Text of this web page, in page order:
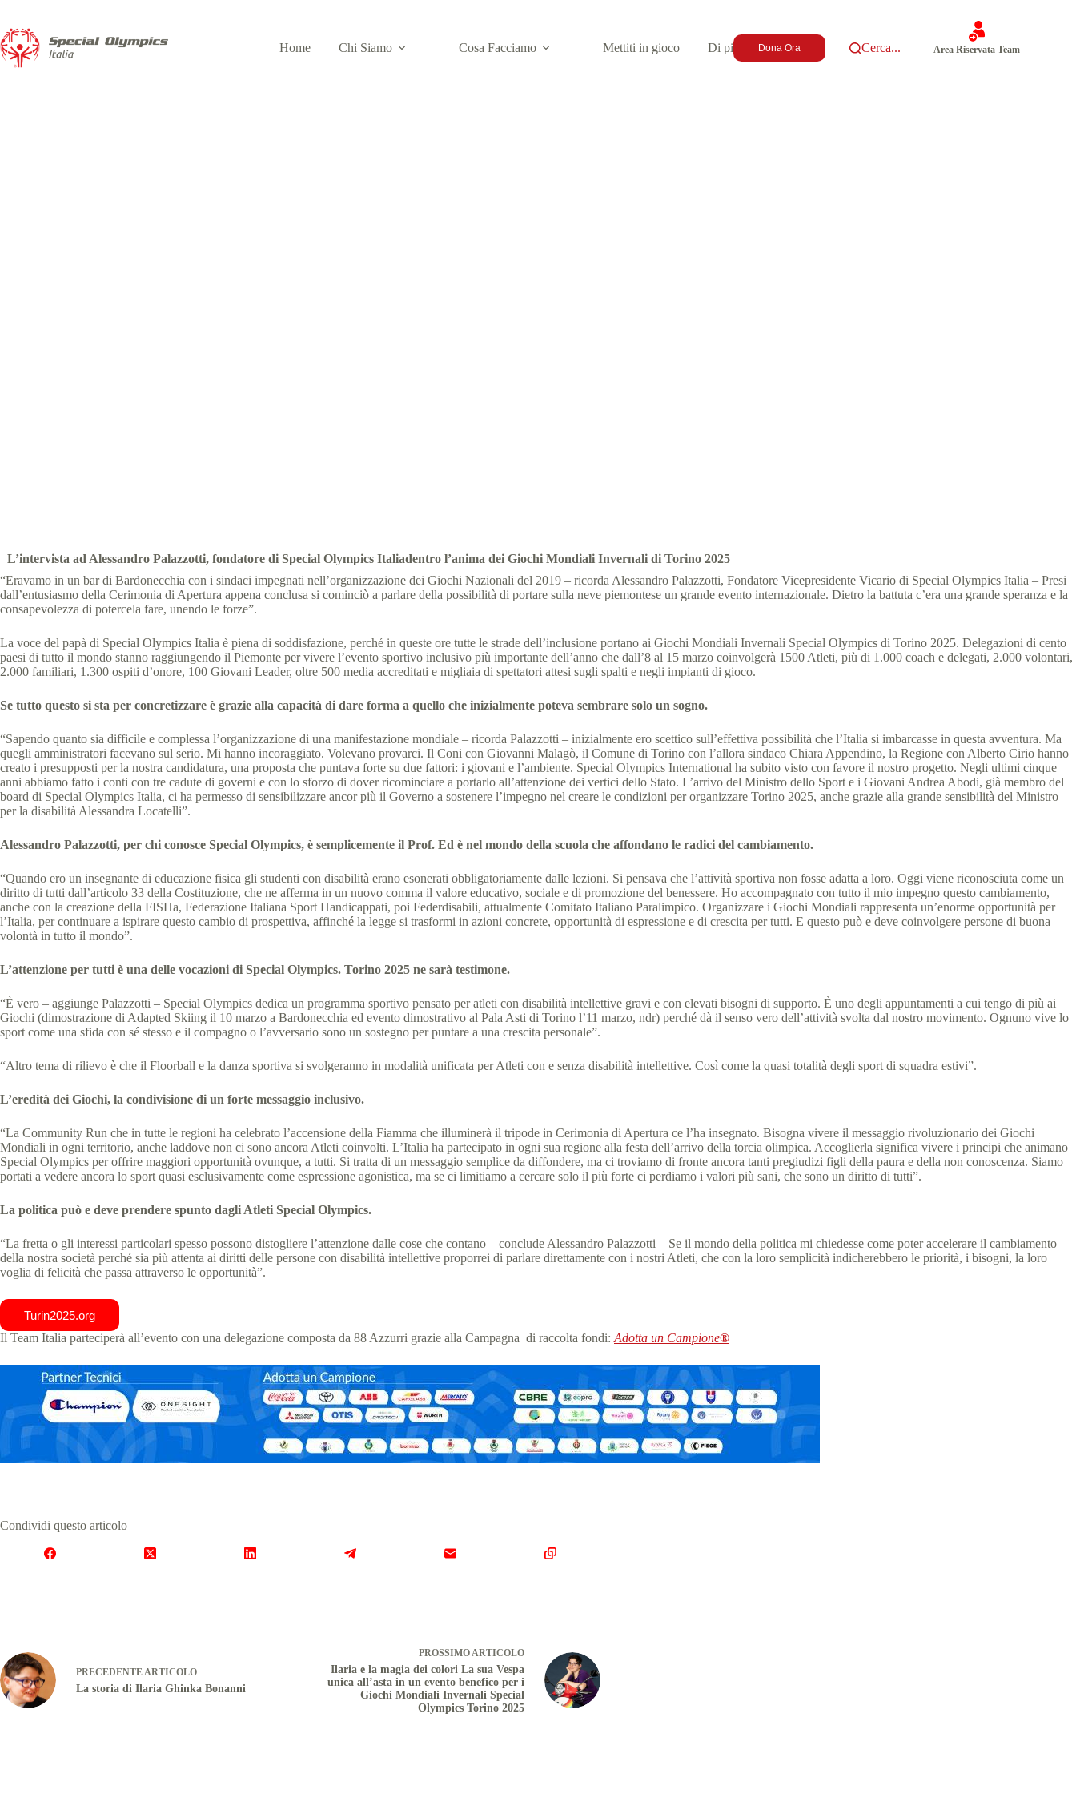
Home Chi Siamo Cosa Facciamo Mettiti in gioco Di più Dona Ora Cerca... Area Riservata Team
L’intervista ad Alessandro Palazzotti, fondatore di Special Olympics Italiadentro l’anima dei Giochi Mondiali Invernali di Torino 2025
“Eravamo in un bar di Bardonecchia con i sindaci impegnati nell’organizzazione dei Giochi Nazionali del 2019 – ricorda Alessandro Palazzotti, Fondatore Vicepresidente Vicario di Special Olympics Italia – Presi
dall’entusiasmo della Cerimonia di Apertura appena conclusa si cominciò a parlare della possibilità di portare sulla neve piemontese un grande evento internazionale. Dietro la battuta c’era una grande speranza e la
consapevolezza di potercela fare, unendo le forze”.
La voce del papà di Special Olympics Italia è piena di soddisfazione, perché in queste ore tutte le strade dell’inclusione portano ai Giochi Mondiali Invernali Special Olympics di Torino 2025. Delegazioni di cento
paesi di tutto il mondo stanno raggiungendo il Piemonte per vivere l’evento sportivo inclusivo più importante dell’anno che dall’8 al 15 marzo coinvolgerà 1500 Atleti, più di 1.000 coach e delegati, 2.000 volontari,
2.000 familiari, 1.300 ospiti d’onore, 100 Giovani Leader, oltre 500 media accreditati e migliaia di spettatori attesi sugli spalti e negli impianti di gioco.
Se tutto questo si sta per concretizzare è grazie alla capacità di dare forma a quello che inizialmente poteva sembrare solo un sogno.
“Sapendo quanto sia difficile e complessa l’organizzazione di una manifestazione mondiale – ricorda Palazzotti – inizialmente ero scettico sull’effettiva possibilità che l’Italia si imbarcasse in questa avventura. Ma
quegli amministratori facevano sul serio. Mi hanno incoraggiato. Volevano provarci. Il Coni con Giovanni Malagò, il Comune di Torino con l’allora sindaco Chiara Appendino, la Regione con Alberto Cirio hanno
creato i presupposti per la nostra candidatura, una proposta che puntava forte su due fattori: i giovani e l’ambiente. Special Olympics International ha subito visto con favore il nostro progetto. Negli ultimi cinque
anni abbiamo fatto i conti con tre cadute di governi e con lo sforzo di dover ricominciare a portarlo all’attenzione dei vertici dello Stato. L’arrivo del Ministro dello Sport e i Giovani Andrea Abodi, già membro del
board di Special Olympics Italia, ci ha permesso di sensibilizzare ancor più il Governo a sostenere l’impegno nel creare le condizioni per organizzare Torino 2025, anche grazie alla grande sensibilità del Ministro
per la disabilità Alessandra Locatelli”.
Alessandro Palazzotti, per chi conosce Special Olympics, è semplicemente il Prof. Ed è nel mondo della scuola che affondano le radici del cambiamento.
“Quando ero un insegnante di educazione fisica gli studenti con disabilità erano esonerati obbligatoriamente dalle lezioni. Si pensava che l’attività sportiva non fosse adatta a loro. Oggi viene riconosciuta come un
diritto di tutti dall’articolo 33 della Costituzione, che ne afferma in un nuovo comma il valore educativo, sociale e di promozione del benessere. Ho accompagnato con tutto il mio impegno questo cambiamento,
anche con la creazione della FISHa, Federazione Italiana Sport Handicappati, poi Federdisabili, attualmente Comitato Italiano Paralimpico. Organizzare i Giochi Mondiali rappresenta un’enorme opportunità per
l’Italia, per continuare a ispirare questo cambio di prospettiva, affinché la legge si trasformi in azioni concrete, opportunità di espressione e di crescita per tutti. E questo può e deve coinvolgere persone di buona
volontà in tutto il mondo”.
L’attenzione per tutti è una delle vocazioni di Special Olympics. Torino 2025 ne sarà testimone.
“È vero – aggiunge Palazzotti – Special Olympics dedica un programma sportivo pensato per atleti con disabilità intellettive gravi e con elevati bisogni di supporto. È uno degli appuntamenti a cui tengo di più ai
Giochi (dimostrazione di Adapted Skiing il 10 marzo a Bardonecchia ed evento dimostrativo al Pala Asti di Torino l’11 marzo, ndr) perché dà il senso vero dell’attività svolta dal nostro movimento. Ognuno vive lo
sport come una sfida con sé stesso e il compagno o l’avversario sono un sostegno per puntare a una crescita personale”.
“Altro tema di rilievo è che il Floorball e la danza sportiva si svolgeranno in modalità unificata per Atleti con e senza disabilità intellettive. Così come la quasi totalità degli sport di squadra estivi”.
L’eredità dei Giochi, la condivisione di un forte messaggio inclusivo.
“La Community Run che in tutte le regioni ha celebrato l’accensione della Fiamma che illuminerà il tripode in Cerimonia di Apertura ce l’ha insegnato. Bisogna vivere il messaggio rivoluzionario dei Giochi
Mondiali in ogni territorio, anche laddove non ci sono ancora Atleti coinvolti. L’Italia ha partecipato in ogni sua regione alla festa dell’arrivo della torcia olimpica. Accoglierla significa vivere i principi che animano
Special Olympics per offrire maggiori opportunità ovunque, a tutti. Si tratta di un messaggio semplice da diffondere, ma ci troviamo di fronte ancora tanti pregiudizi figli della paura e della non conoscenza. Siamo
portati a vedere ancora lo sport quasi esclusivamente come espressione agonistica, ma se ci limitiamo a cercare solo il più forte ci perdiamo i valori più sani, che sono un diritto di tutti”.
La politica può e deve prendere spunto dagli Atleti Special Olympics.
“La fretta o gli interessi particolari spesso possono distogliere l’attenzione dalle cose che contano – conclude Alessandro Palazzotti – Se il mondo della politica mi chiedesse come poter accelerare il cambiamento
della nostra società perché sia più attenta ai diritti delle persone con disabilità intellettive proporrei di parlare direttamente con i nostri Atleti, che con la loro semplicità indicherebbero le priorità, i bisogni, la loro
voglia di felicità che passa attraverso le opportunità”.
Turin2025.org
Il Team Italia parteciperà all’evento con una delegazione composta da 88 Azzurri grazie alla Campagna di raccolta fondi: Adotta un Campione®
Condividi questo articolo
PRECEDENTEARTICOLO
La storia di Ilaria Ghinka Bonanni
PROSSIMOARTICOLO
Ilaria e la magia dei colori La sua Vespa
unica all’asta in un evento benefico per i
Giochi Mondiali Invernali Special
Olympics Torino 2025